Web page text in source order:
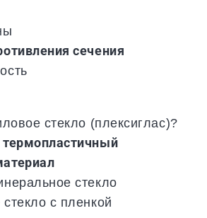
сечения
стекло (плексиглас)?
стекло
с пленкой